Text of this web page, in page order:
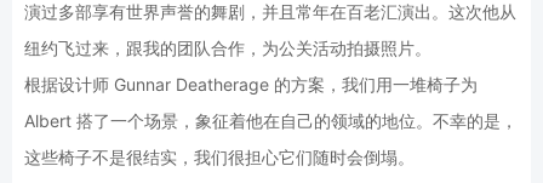
演过多部享有世界声誉的舞剧，并且常年在百老汇演出。这次他从
纽约飞过来，跟我的团队合作，为公关活动拍摄照片。
根据设计师 Gunnar Deatherage 的方案，我们用一堆椅子为
Albert 搭了一个场景，象征着他在自己的领域的地位。不幸的是，
这些椅子不是很结实，我们很担心它们随时会倒塌。